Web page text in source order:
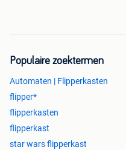
Populaire zoektermen
Automaten | Flipperkasten
flipper*
flipperkasten
flipperkast
star wars flipperkast